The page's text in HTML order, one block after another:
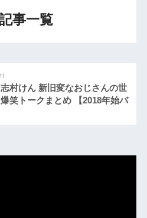
事一覧
村けん 新旧変なおじさんの世
笑トークまとめ 【2018年始バ